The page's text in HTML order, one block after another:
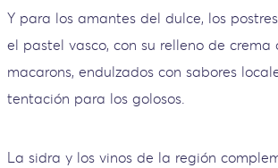
Y para los amantes del dulce, los
el pastel vasco, con su relleno de crema
macarons, endulzados con sabores
tentación para los golosos.
La sidra y los vinos de la región